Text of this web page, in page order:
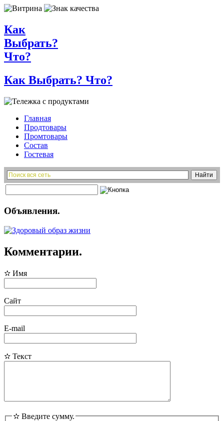
Как
Выбрать?
Что?
Как Выбрать? Что?
Главная
Продтовары
Промтовары
Состав
Гостевая
Объявления.
Комментарии.
✫ Имя
Сайт
E-mail
✫ Текст
✫ Введите сумму.